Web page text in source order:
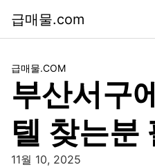
급매물.com
급매물.COM
부산서구
텔 찾는분
11월 10, 2025